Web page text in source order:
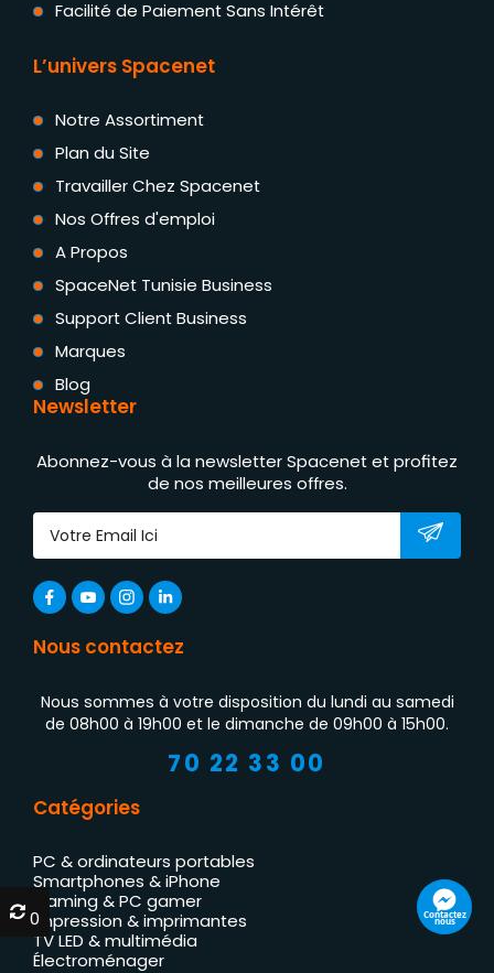
Facilité de Paiement Sans Intérêt
L’univers Spacenet
Notre Assortiment
Plan du Site
Travailler Chez Spacenet
Nos Offres d'emploi
A Propos
SpaceNet Tunisie Business
Support Client Business
Marques
Blog
Newsletter
Abonnez-vous à la newsletter Spacenet et profitez
de nos meilleures offres.
Nous contactez
Nous sommes à votre disposition du lundi au samedi
de 08h00 à 19h00 et le dimanche de 09h00 à 15h00.
70 22 33 00
Catégories
PC & ordinateurs portables
Smartphones & iPhone
Gaming & PC gamer
Impression & imprimantes
TV LED & multimédia
Électroménager
Contactez
nous
0
0